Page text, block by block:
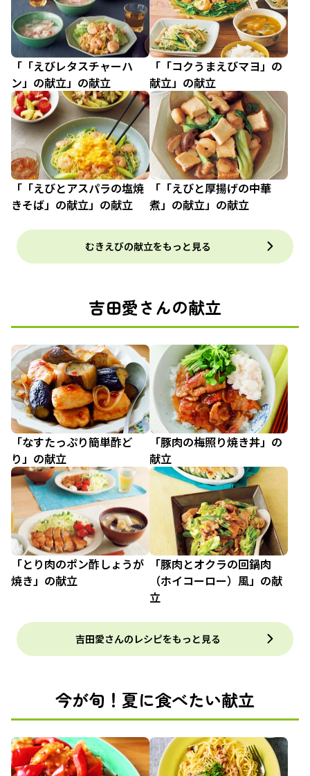
「「えびレタスチャーハ
ン」の献立」の献立
「「コクうまえびマヨ」の
献立」の献立
「「えびとアスパラの塩焼
きそば」の献立」の献立
「「えびと厚揚げの中華
煮」の献立」の献立
むきえびの献立をもっと見る
吉田愛さんの献立
「なすたっぷり簡単酢ど
り」の献立
「豚肉の梅照り焼き丼」の
献立
「とり肉のポン酢しょうが
焼き」の献立
「豚肉とオクラの回鍋肉
（ホイコーロー）風」の献
立
吉田愛さんのレシピをもっと見る
今が旬！夏に食べたい献立